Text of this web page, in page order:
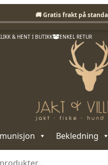
Fri frakt på
& HENT I BUTIKK ENKEL RETUR
Bekledning
🚚 Gratis frakt på